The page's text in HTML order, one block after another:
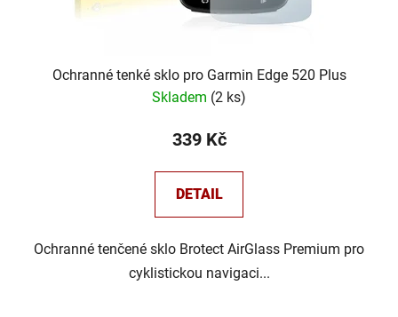
Ochranné tenké sklo pro Garmin Edge 520 Plus
Skladem (2 ks)
339 Kč
DETAIL
Ochranné tenčené sklo Brotect AirGlass Premium pro
cyklistickou navigaci...